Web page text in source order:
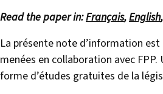
Read the paper in:Français,English,
La présente note d’information
menées en collaboration avec
forme d’études gratuites de la